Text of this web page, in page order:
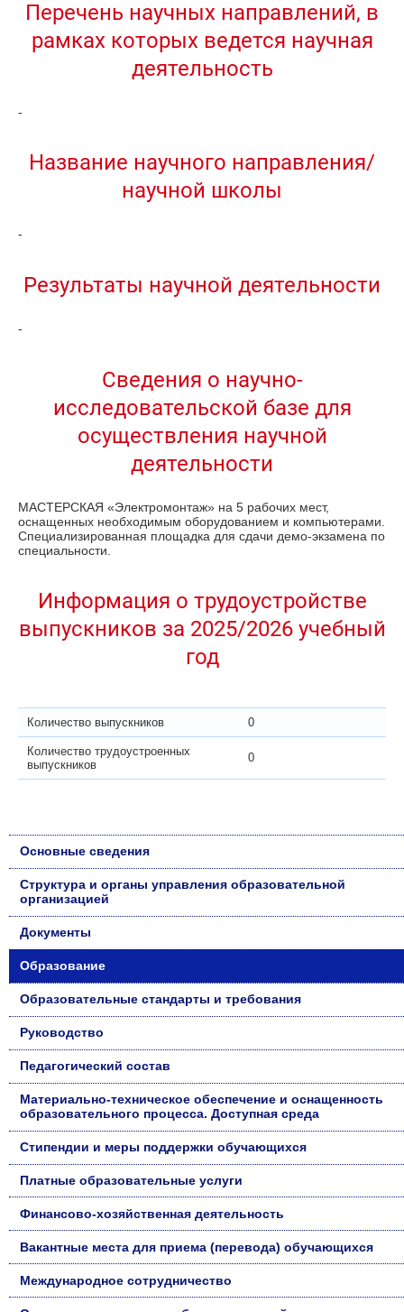
Перечень научных направлений, в
рамках которых ведется научная
деятельность
-
Название научного направления/
научной школы
-
Результаты научной деятельности
-
Сведения о научно-
исследовательской базе для
осуществления научной
деятельности
МАСТЕРСКАЯ «Электромонтаж» на 5 рабочих мест,
оснащенных необходимым оборудованием и компьютерами.
Специализированная площадка для сдачи демо-экзамена по
специальности.
Информация о трудоустройстве
выпускников за 2025/2026 учебный
год
Количество выпускников 0
Количество трудоустроенных
выпускников
0
Основные сведения
Структура и органы управления образовательной
организацией
Документы
Образование
Образовательные стандарты и требования
Руководство
Педагогический состав
Материально-техническое обеспечение и оснащенность
образовательного процесса. Доступная среда
Стипендии и меры поддержки обучающихся
Платные образовательные услуги
Финансово-хозяйственная деятельность
Вакантные места для приема (перевода) обучающихся
Международное сотрудничество